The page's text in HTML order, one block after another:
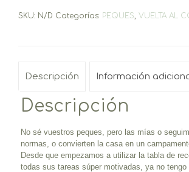
cantidad
SKU: N/D Categorías: PEQUES, VUELTA AL
Descripción Información
Descripción
No sé vuestros peques, pero las mías o
normas, o convierten la casa en un
Desde que empezamos a utilizar la tabla de
todas sus tareas súper motivadas, ya no